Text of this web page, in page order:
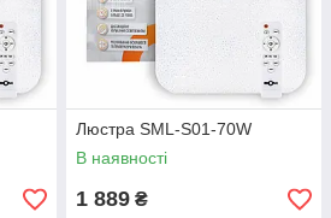
Люстра SML-S01-70W
В наявності
1 889 ₴